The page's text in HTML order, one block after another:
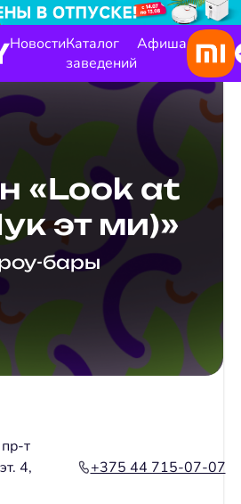
НовостиКаталог
заведений
Афиша
«Look at
эт ми)»
бары
т
4,
+375 44 715-07-07